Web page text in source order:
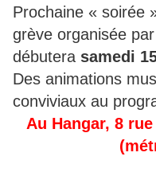
Prochaine « soirée
grève organisée
débutera samedi
Des animations
conviviaux au
Au Hangar, 8